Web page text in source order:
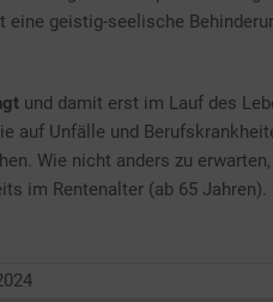
geistig-seelische
und damit erst im Lauf des
auf Unfälle und
Wie nicht anders zu
im Rentenalter (ab 65